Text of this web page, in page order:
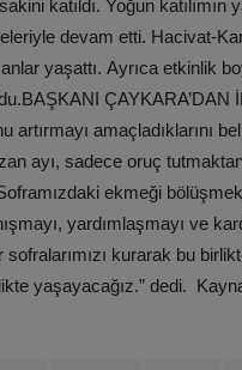
katıldı. Yoğun
devam etti. Hacivat-
yaşattı. Ayrıca etkinlik
artırmayı amaçladıklarını
ayı, sadece oruç
ekmeği
yardımlaşmayı ve
sofralarımızı kurarak bu
yaşayacağız.” dedi.